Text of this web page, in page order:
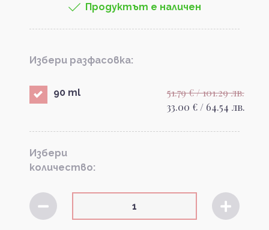
Продуктът е наличен
Избери разфасовка:
90 ml
51.79 € / 101.29 лв.
33.00 € / 64.54 лв.
Избери
количество: